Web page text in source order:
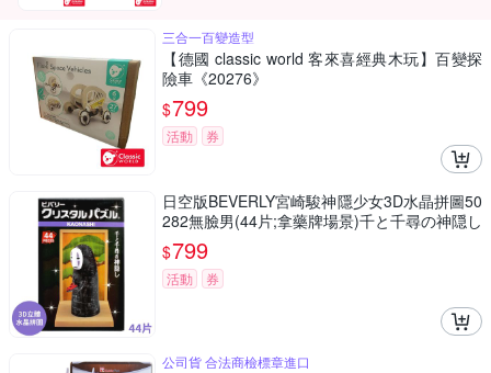
三合一百變造型
【德國 classic world 客來喜經典木玩】百變探
險車《20276》
$799
活動 券
日空版BEVERLY宮崎駿神隱少女3D水晶拼圖50
282無臉男(44片;拿藥牌場景)千と千尋の神隠し
吉卜力パズル療癒擺飾puzzle模型公仔
$799
活動 券
公司貨 合法商檢標章進口